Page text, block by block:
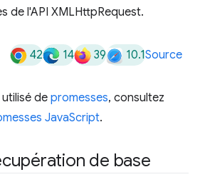
de l'API XMLHttpRequest.
42 14 39 10.1Source
utilisé de promesses, consultez
JavaScript.
de base